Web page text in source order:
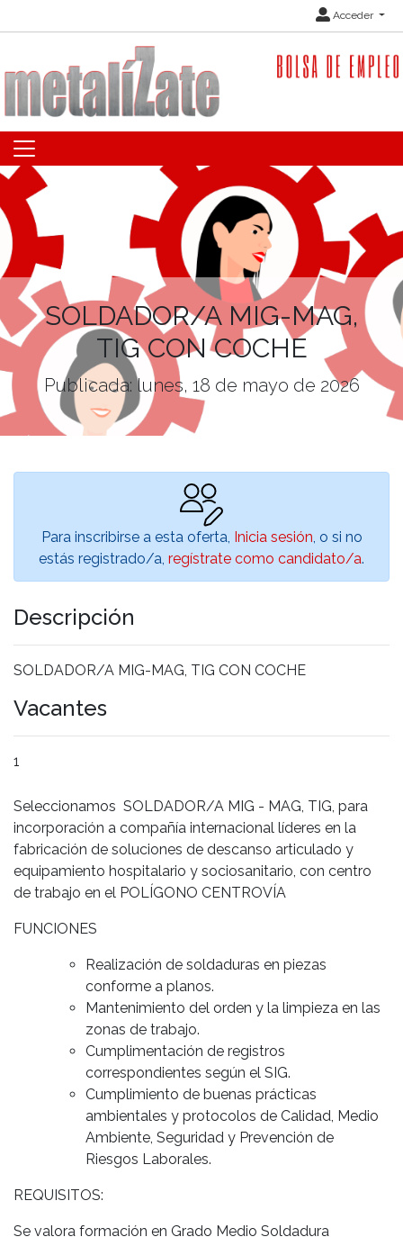
Acceder
SOLDADOR/A MIG-MAG,
TIG CON COCHE
Publicada: lunes, 18 de mayo de 2026
Para inscribirse a esta oferta, Inicia sesión , o si no
estás registrado/a, regístrate como candidato/a.
Descripción
SOLDADOR/A MIG-MAG, TIG CON COCHE
Vacantes
1
Seleccionamos SOLDADOR/A MIG - MAG, TIG, para
incorporación a compañía internacional líderes en la
fabricación de soluciones de descanso articulado y
equipamiento hospitalario y sociosanitario, con centro
de trabajo en el POLÍGONO CENTROVÍA
FUNCIONES
Realización de soldaduras en piezas
conforme a planos.
Mantenimiento del orden y la limpieza en las
zonas de trabajo.
Cumplimentación de registros
correspondientes según el SIG.
Cumplimiento de buenas prácticas
ambientales y protocolos de Calidad, Medio
Ambiente, Seguridad y Prevención de
Riesgos Laborales.
REQUISITOS:
Se valora formación en Grado Medio Soldadura